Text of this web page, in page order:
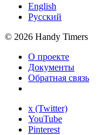
English
Русский
© 2026 Handy Timers
О проекте
Документы
Обратная связь
x (Twitter)
YouTube
Pinterest